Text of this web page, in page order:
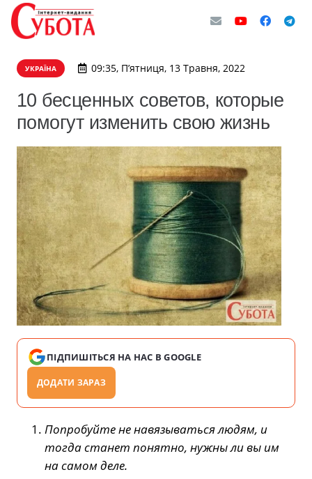
УКРАЇНА 09:35, П’ятниця, 13 Травня, 2022
10 бесценных советов, которые
помогут изменить свою жизнь
ПІДПИШІТЬСЯ НА НАС В GOOGLE
ДОДАТИ ЗАРАЗ
Попробуйте не навязываться людям, и
тогда станет понятно, нужны ли вы им
на самом деле.